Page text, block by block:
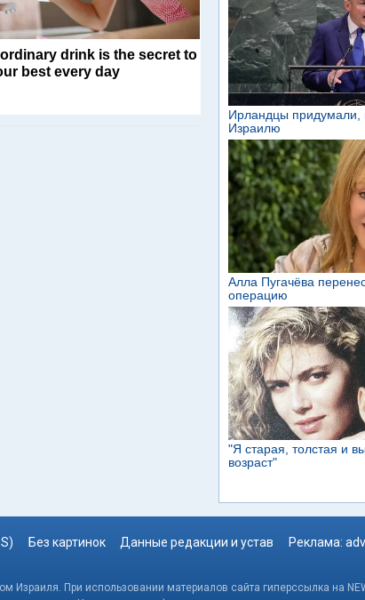
drink is the secret to
best every day
Без картинок Данные редакции и устав Реклама:
Израиля. При использовании материалов сайта гиперссылка на